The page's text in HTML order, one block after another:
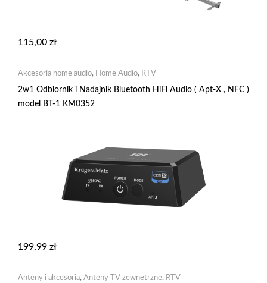
115,00 zł
Akcesoria home audio, Home Audio, RTV
2w1 Odbiornik i Nadajnik Bluetooth HiFi Audio ( Apt-X , NFC )
model BT-1 KM0352
199,99 zł
Anteny i akcesoria, Anteny TV zewnętrzne, RTV